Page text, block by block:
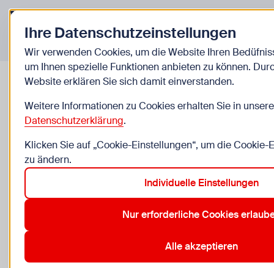
Zurück zur Startseite
Veranstaltungen
Manga Zeichnen -
ab Mo, 17.8. bis Do, 20.8.
10 bis 13 Jahre, nur für Kinder
WUK KinderKultur, Währinger Straße 59/A/1, 1090
Anmeldung erforderlich
Ihre Datenschutzeinstellungen
Wir verwenden Cookies, um die Website Ihren
um Ihnen spezielle Funktionen anbieten zu können.
Website erklären Sie sich damit einverstanden.
Weitere Informationen zu Cookies erhalten Sie in
Datenschutzerklärung.
Klicken Sie auf „Cookie-Einstellungen“, um die
zu ändern.
Individuelle Einstellungen
Nur erforderliche Cookies
Alle akzeptieren